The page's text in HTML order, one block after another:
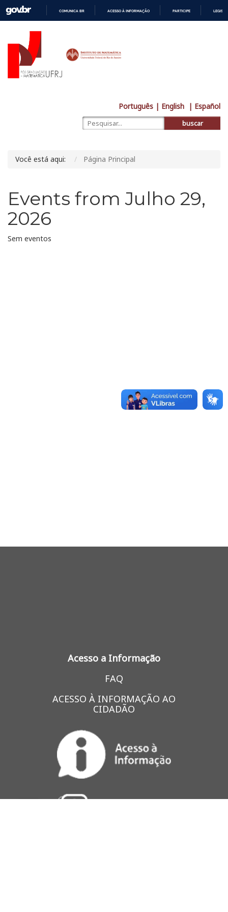
COMUNICA BR ACESSO À INFORMAÇÃO PARTICIPE
Português | English | Español
buscar
Você está aqui: Página Principal
Events from Julho 29,
2026
Sem eventos
Acesso a Informação
FAQ
ACESSO À INFORMAÇÃO AO
CIDADÃO